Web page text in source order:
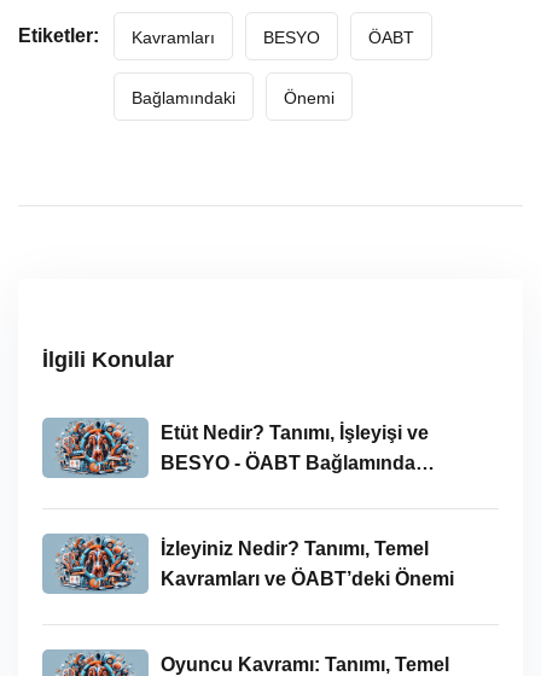
Etiketler: Kavramları BESYO ÖABT
Bağlamındaki Önemi
İlgili Konular
Etüt Nedir? Tanımı, İşleyişi ve
BESYO - ÖABT Bağlamında
İzleyiniz Nedir? Tanımı, Temel
Kavramları ve ÖABT’deki Önemi
Oyuncu Kavramı: Tanımı, Temel